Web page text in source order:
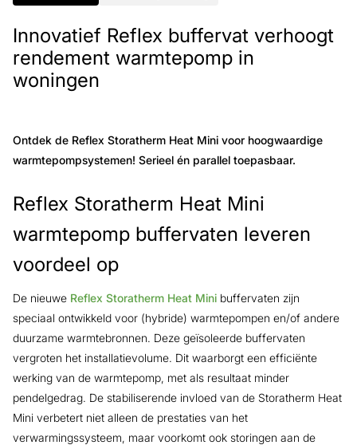
Innovatief Reflex buffervat verhoogt
rendement warmtepomp in
woningen
Ontdek de Reflex Storatherm Heat Mini voor hoogwaardige
warmtepompsystemen! Serieel én parallel toepasbaar.
Reflex Storatherm Heat Mini
warmtepomp buffervaten leveren
voordeel op
De nieuwe Reflex Storatherm Heat Mini buffervaten zijn
speciaal ontwikkeld voor (hybride) warmtepompen en/of andere
duurzame warmtebronnen. Deze geïsoleerde buffervaten
vergroten het installatievolume. Dit waarborgt een efficiënte
werking van de warmtepomp, met als resultaat minder
pendelgedrag. De stabiliserende invloed van de Storatherm Heat
Mini verbetert niet alleen de prestaties van het
verwarmingssysteem, maar voorkomt ook storingen aan de